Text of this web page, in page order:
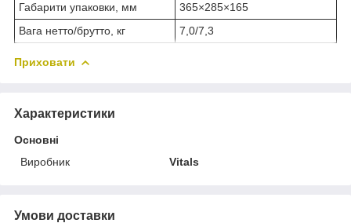
Габарити упаковки, мм
365×285×165
Вага нетто/брутто, кг
7,0/7,3
Приховати
Характеристики
Основні
Виробник
Vitals
Умови доставки